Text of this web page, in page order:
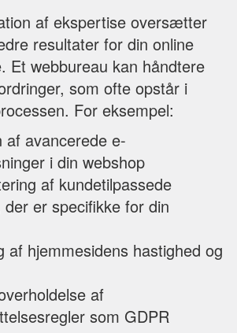
af ekspertise oversætter
resultater for din online
Et webbureau kan håndtere
som ofte opstår i
For eksempel:
af avancerede e-
i din webshop
af kundetilpassede
er specifikke for din
af hjemmesidens hastighed og
af
som GDPR